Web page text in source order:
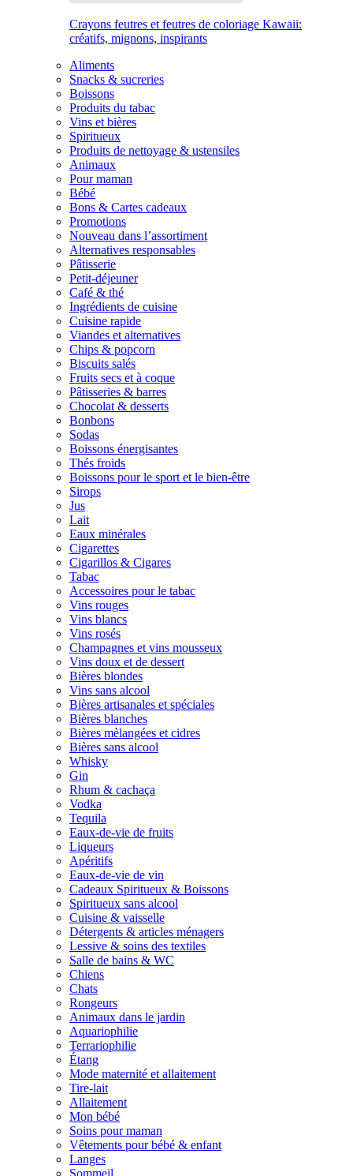
Crayons feutres et feutres de coloriage Kawaii:
créatifs, mignons, inspirants
Aliments
Snacks & sucreries
Boissons
Produits du tabac
Vins et bières
Spiritueux
Produits de nettoyage & ustensiles
Animaux
Pour maman
Bébé
Bons & Cartes cadeaux
Promotions
Nouveau dans l’assortiment
Alternatives responsables
Pâtisserie
Petit-déjeuner
Café & thé
Ingrédients de cuisine
Cuisine rapide
Viandes et alternatives
Chips & popcorn
Biscuits salés
Fruits secs et à coque
Pâtisseries & barres
Chocolat & desserts
Bonbons
Sodas
Boissons énergisantes
Thés froids
Boissons pour le sport et le bien-être
Sirops
Jus
Lait
Eaux minérales
Cigarettes
Cigarillos & Cigares
Tabac
Accessoires pour le tabac
Vins rouges
Vins blancs
Vins rosés
Champagnes et vins mousseux
Vins doux et de dessert
Bières blondes
Vins sans alcool
Bières artisanales et spéciales
Bières blanches
Bières mèlangées et cidres
Bières sans alcool
Whisky
Gin
Rhum & cachaça
Vodka
Tequila
Eaux-de-vie de fruits
Liqueurs
Apéritifs
Eaux-de-vie de vin
Cadeaux Spiritueux & Boissons
Spiritueux sans alcool
Cuisine & vaisselle
Détergents & articles ménagers
Lessive & soins des textiles
Salle de bains & WC
Chiens
Chats
Rongeurs
Animaux dans le jardin
Aquariophilie
Terrariophilie
Étang
Mode maternité et allaitement
Tire-lait
Allaitement
Mon bébé
Soins pour maman
Vêtements pour bébé & enfant
Langes
Sommeil